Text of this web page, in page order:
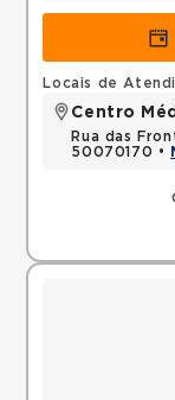
Locais de
Centro
Rua das
50070170 •